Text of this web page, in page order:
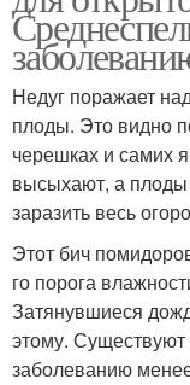
Недуг поражает
плоды. Это видно
черешках и самих
высыхают, а плоды
заразить весь
Этот бич
го порога
Затянувшиеся
этому.
заболеванию